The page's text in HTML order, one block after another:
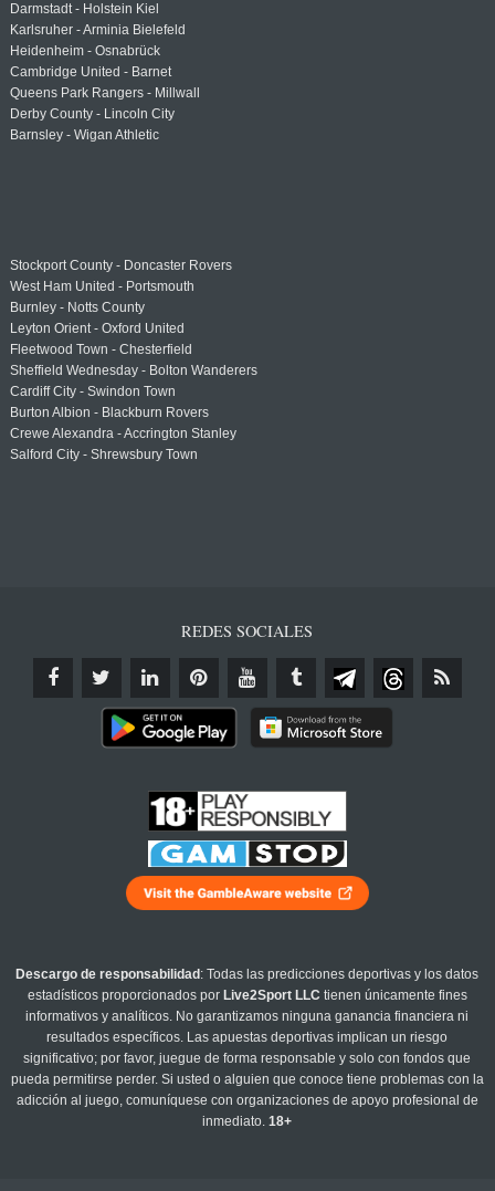
Darmstadt - Holstein Kiel
Karlsruher - Arminia Bielefeld
Heidenheim - Osnabrück
Cambridge United - Barnet
Queens Park Rangers - Millwall
Derby County - Lincoln City
Barnsley - Wigan Athletic
Stockport County - Doncaster Rovers
West Ham United - Portsmouth
Burnley - Notts County
Leyton Orient - Oxford United
Fleetwood Town - Chesterfield
Sheffield Wednesday - Bolton Wanderers
Cardiff City - Swindon Town
Burton Albion - Blackburn Rovers
Crewe Alexandra - Accrington Stanley
Salford City - Shrewsbury Town
REDES SOCIALES
Descargo de responsabilidad : Todas las predicciones deportivas y los datos
estadísticos proporcionados por Live2Sport LLC tienen únicamente fines
informativos y analíticos. No garantizamos ninguna ganancia financiera ni
resultados específicos. Las apuestas deportivas implican un riesgo
significativo; por favor, juegue de forma responsable y solo con fondos que
pueda permitirse perder. Si usted o alguien que conoce tiene problemas con la
adicción al juego, comuníquese con organizaciones de apoyo profesional de
inmediato.18+